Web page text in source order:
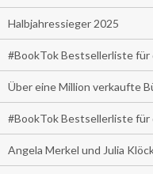
Halbjahressieger 2025
#BookTok Bestsellerliste für
Über eine Million verkaufte
#BookTok Bestsellerliste für
Angela Merkel und Julia